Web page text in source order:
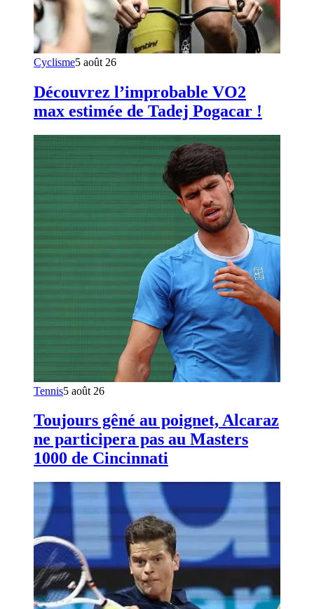
Cyclisme5 août 26
Découvrez l’improbable VO2
max estimée de Tadej Pogacar !
Tennis5 août 26
Toujours gêné au poignet, Alcaraz
ne participera pas au Masters
1000 de Cincinnati